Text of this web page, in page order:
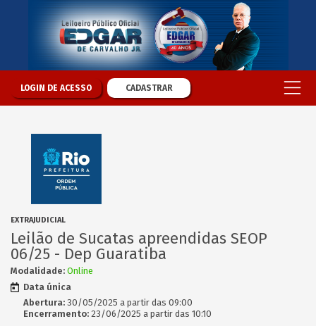
LOGIN DE ACESSO CADASTRAR
EXTRAJUDICIAL
Leilão de Sucatas apreendidas SEOP
06/25 - Dep Guaratiba
Modalidade: Online
Data única
Abertura: 30/05/2025 a partir das 09:00
Encerramento: 23/06/2025 a partir das 10:10